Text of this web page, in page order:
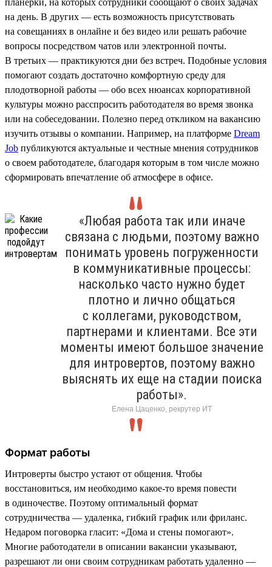
на день. В других — есть возможность присутствовать
на совещаниях в онлайне и без видео или решать рабочие
вопросы посредством чатов или электронной почты.
В третьих — практикуются дни без встреч. Подобные условия
помогают создать достаточно комфортную среду для
плодотворной работы — обо всех нюансах корпоративной
культуры можно расспросить работодателя во время звонка
или на собеседовании. Полезно перед откликом на вакансию
изучить отзывы о компании. Например, на платформе Dream
Job публикуются актуальные и честные мнения сотрудников
о своем работодателе, благодаря которым в том числе можно
сформировать впечатление об атмосфере в офисе.
«Любая работа так или иначе
связана с людьми, поэтому важно
понимать уровень погруженности
в коммуникативные процессы:
насколько часто нужно будет
плотно и лично общаться
с коллегами, руководством,
партнерами и клиентами. Все эти
моменты имеют большое значение
для интровертов, поэтому важно
выяснять их еще на стадии поиска
работы».
Елена Цаценко, рекрутер ИТ
Формат работы
Интроверты быстро устают от общения. Чтобы
восстановиться, им необходимо какое-то время повести
в одиночестве. Поэтому оптимальный формат
сотрудничества — удаленка, гибкий график или фриланс.
Недаром поговорка гласит: «Дома и стены помогают».
Многие работодатели в описании вакансии указывают,
разрешают ли они своим сотрудникам работать удаленно —